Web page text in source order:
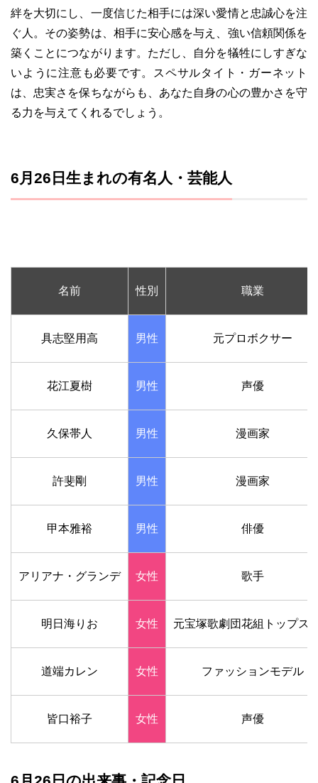
絆を大切にし、一度信じた相手には深い愛情と忠誠心を注
ぐ人。その姿勢は、相手に安心感を与え、強い信頼関係を
築くことにつながります。ただし、自分を犠牲にしすぎな
いように注意も必要です。スペサルタイト・ガーネット
は、忠実さを保ちながらも、あなた自身の心の豊かさを守
る力を与えてくれるでしょう。
6月26日生まれの有名人・芸能人
名前 性別 職業
具志堅用高 男性 元プロボクサー
花江夏樹 男性 声優
久保帯人 男性 漫画家
許斐剛 男性 漫画家
甲本雅裕 男性 俳優
アリアナ・グランデ 女性 歌手
明日海りお 女性 元宝塚歌劇団花組トップス
道端カレン 女性 ファッションモデル
皆口裕子 女性 声優